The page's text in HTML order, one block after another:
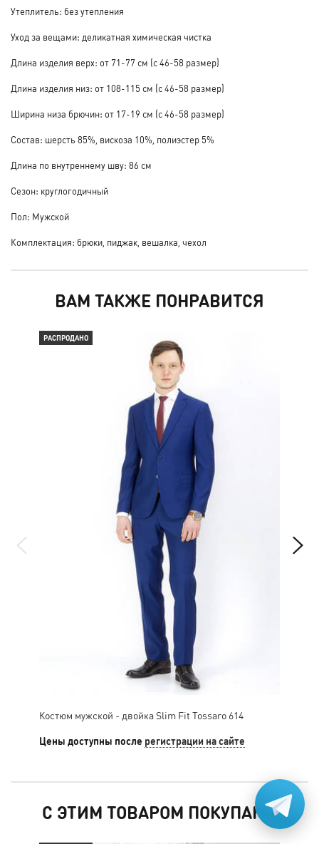
Утеплитель: без утепления
Уход за вещами: деликатная химическая чистка
Длина изделия верх: от 71-77 см (с 46-58 размер)
Длина изделия низ: от 108-115 см (с 46-58 размер)
Ширина низа брючин: от 17-19 см (с 46-58 размер)
Состав: шерсть 85%, вискоза 10%, полиэстер 5%
Длина по внутреннему шву: 86 см
Сезон: круглогодичный
Пол: Мужской
Комплектация: брюки, пиджак, вешалка, чехол
ВАМ ТАКЖЕ ПОНРАВИТСЯ
РАСПРОДАНО
Костюм мужской - двойка Slim Fit Tossaro 614
Цены доступны после регистрации на сайте
С ЭТИМ ТОВАРОМ ПОКУПАЮТ